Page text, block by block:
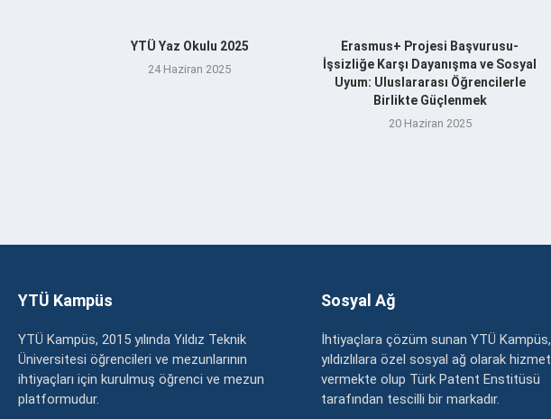
YTÜ Yaz Okulu 2025
24 Haziran 2025
Erasmus+ Projesi Başvurusu-
İşsizliğe Karşı Dayanışma ve Sosyal
Uyum: Uluslararası Öğrencilerle
Birlikte Güçlenmek
20 Haziran 2025
YTÜ Kampüs
YTÜ Kampüs, 2015 yılında Yıldız Teknik
Üniversitesi öğrencileri ve mezunlarının
ihtiyaçları için kurulmuş öğrenci ve mezun
platformudur.
Sosyal Ağ
İhtiyaçlara çözüm sunan YTÜ Kampüs,
yıldızlılara özel sosyal ağ olarak hizmet
vermekte olup Türk Patent Enstitüsü
tarafından tescilli bir markadır.